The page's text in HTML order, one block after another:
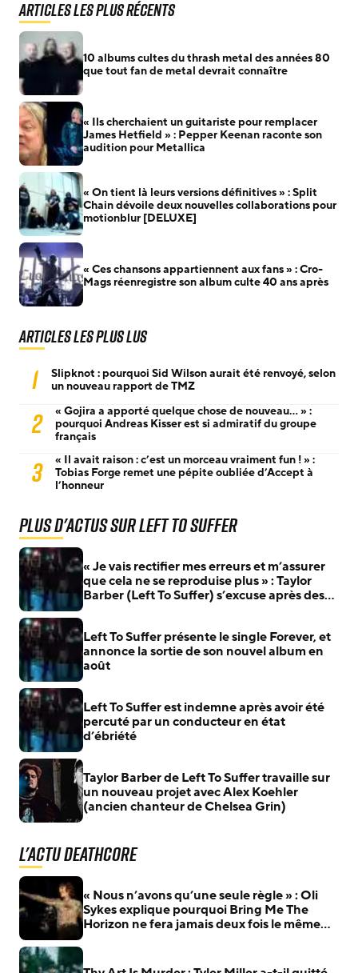
Articles les plus récents
10 albums cultes du thrash metal des années 80
que tout fan de metal devrait connaître
« Ils cherchaient un guitariste pour remplacer
James Hetfield » : Pepper Keenan raconte son
audition pour Metallica
« On tient là leurs versions définitives » : Split
Chain dévoile deux nouvelles collaborations pour
motionblur [DELUXE]
« Ces chansons appartiennent aux fans » : Cro-
Mags réenregistre son album culte 40 ans après
Articles les plus lus
1
Slipknot : pourquoi Sid Wilson aurait été renvoyé, selon
un nouveau rapport de TMZ
2
« Gojira a apporté quelque chose de nouveau… » :
pourquoi Andreas Kisser est si admiratif du groupe
français
3
« Il avait raison : c’est un morceau vraiment fun ! » :
Tobias Forge remet une pépite oubliée d’Accept à
l’honneur
Plus d'actus sur Left To Suffer
« Je vais rectifier mes erreurs et m’assurer
que cela ne se reproduise plus » : Taylor
Barber (Left To Suffer) s’excuse après des
Left To Suffer présente le single Forever, et
annonce la sortie de son nouvel album en
août
Left To Suffer est indemne après avoir été
percuté par un conducteur en état
d’ébriété
Taylor Barber de Left To Suffer travaille sur
un nouveau projet avec Alex Koehler
(ancien chanteur de Chelsea Grin)
L'actu Deathcore
« Nous n’avons qu’une seule règle » : Oli
Sykes explique pourquoi Bring Me The
Horizon ne fera jamais deux fois le même